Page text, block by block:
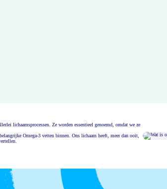
lichaamsprocessen. Ze worden essentieel genoemd, omdat we ze
Omega-3 vetten binnen. Ons lichaam heeft, meer dan ooit,